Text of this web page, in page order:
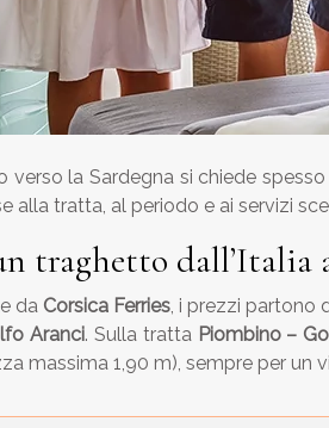
verso la Sardegna si chiede
alla tratta, al periodo e ai servizi
traghetto dall’Italia
da Corsica Ferries, i prezzi partono
Aranci. Sulla tratta Piombino –
massima 1,90 m), sempre per un